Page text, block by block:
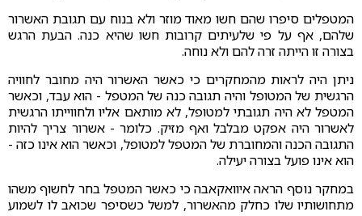
המטפלים סיפרו שהם חשו מאוד מוזר ולא בנוח עם תגובת האשרור
שלהם, אף על פי שלעיתים קרובות חשו שהיא כנה. הבעת הרגש
בצורה זו הייתה זרה להם ולא נוחה.
ניתן היה לראות מהמחקרים כי כאשר האשרור היה מחובר לחוויה
הרגשית של המטופל והיה תגובה כנה של המטפל - הוא עבד, וכאשר
המטפל לא היה תגובתי למטופל, לא מותאם אליו ולחווייתו הרגשית
לאשרור היה אפקט מבלבל ואף מזיק. כלומר - אשרור צריך להיות
התגובה הכנה והמחוברת של המטפל למטופל, וכאשר הוא אינו כזה -
הוא אינו פועל בצורה יעילה.
במחקר נוסף הראה איוואקאבה כי כאשר המטפל בחר לחשוף משהו
מתחושותיו שלו כחלק מהאשרור, למשל כשסיפר שכואב לו לשמוע